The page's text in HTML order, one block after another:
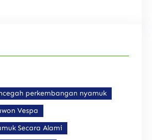
perkembangan nyamuk
Vespa
Secara Alami